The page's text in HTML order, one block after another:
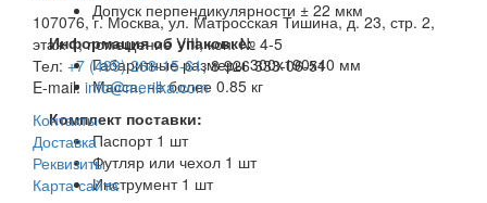
Допуск перпендикулярности ± 22 мкм
Информация об упаковке:
Габаритные размеры 300x190x40 мм
Масса, не более 0.85 кг
Комплект поставки:
Паспорт 1 шт
Футляр или чехол 1 шт
Инструмент 1 шт
107076, г. Москва, ул. Матросская Тишина, д. 23, стр. 2,
этаж 1, помещение VIII, кон. № 4-5
Тел: +7 (499) 268-15-61, 8 926 333-06-51
E-mail: info@merilka.com
Контакты
Доставка
Реквизиты
Карта сайта